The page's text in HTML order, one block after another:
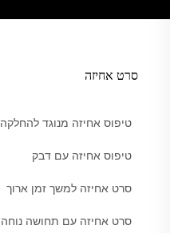
סרט אחיזה
טיפוס אחיזה מנוגד להחלקה
טיפוס אחיזה עם דבק
סרט אחיזה למשך זמן ארוך
סרט אחיזה עם תחושה נוחה